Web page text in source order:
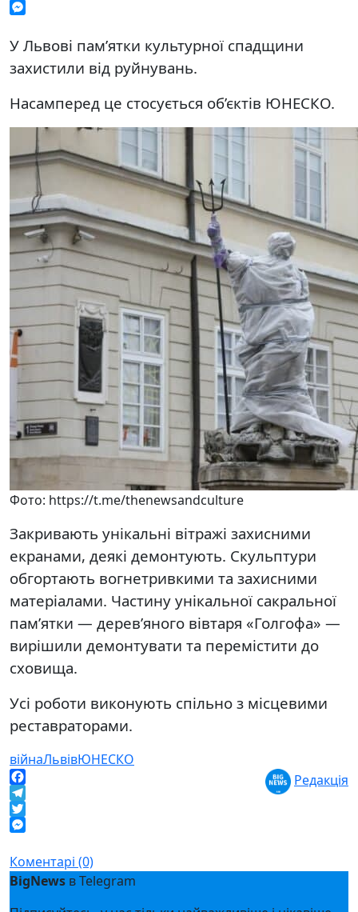
Twitter
У Львові пам’ятки культурної спадщини
захистили від руйнувань.
Насамперед це стосується об’єктів ЮНЕСКО.
Фото: https://t.me/thenewsandculture
Закривають унікальні вітражі захисними
екранами, деякі демонтують. Скульптури
обгортають вогнетривкими та захисними
матеріалами. Частину унікальної сакральної
пам’ятки — дерев’яного вівтаря «Голгофа» —
вирішили демонтувати та перемістити до
сховища.
Усі роботи виконують спільно з місцевими
реставраторами.
війнаЛьвівЮНЕСКО
Facebook
Telegram
Twitter
Редакція
Коментарі (0)
BigNews в Telegram